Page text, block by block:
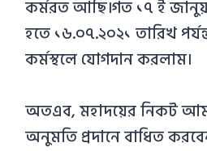
কর্মরত আছি।গত ১৭ ই
হতে ১৬.০৭.২০২১ তারিখ
কর্মস্থলে যোগদান করলাম।
অতএব, মহাদয়ের নিকট
অনুমতি প্রদানে বাধিত